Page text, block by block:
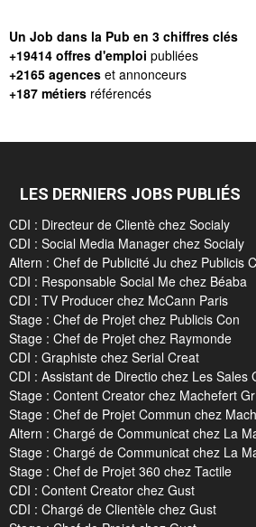
Un Job dans la Pub en 3 chiffres clés
+19414 offres d'emploi publiées
+2165 agences et annonceurs
+187 métiers référencés
LES DERNIERS JOBS PUBLIÉS
CDI : Directeur de Clientè chez Socialy
CDI : Social Media Manager chez Socialy
Altern : Chef de Publicité Ju chez Publicis
CDI : Responsable Social Me chez Béaba
CDI : TV Producer chez McCann Paris
Stage : Chef de Projet chez Publicis Con
Stage : Chef de Projet chez Raymonde
CDI : Graphiste chez Serial Creat
CDI : Assistant de Directio chez Les Sales
Stage : Content Creator chez Machefert Gr
Stage : Chef de Projet Commun chez
Altern : Chargé de Communicat chez La
Stage : Chargé de Communicat chez La
Stage : Chef de Projet 360 chez Tactile
CDI : Content Creator chez Gust
CDI : Chargé de Clientèle chez Gust